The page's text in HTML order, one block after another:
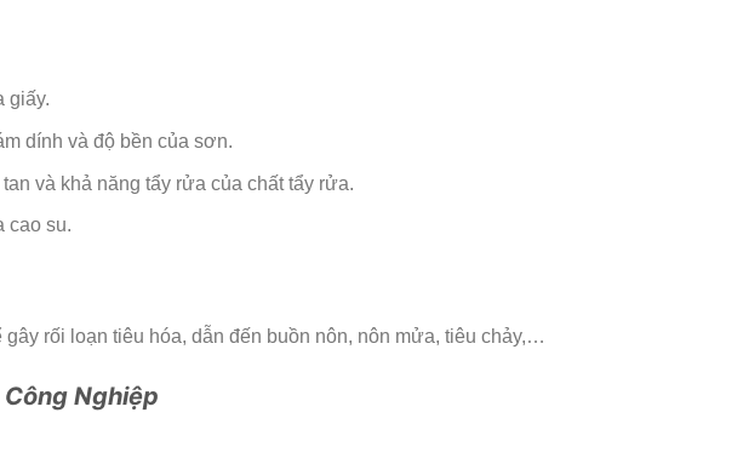
giấy.
dính và độ bền của sơn.
và khả năng tẩy rửa của chất tẩy rửa.
cao su.
rối loạn tiêu hóa, dẫn đến buồn nôn, nôn mửa, tiêu chảy,…
Nghiệp